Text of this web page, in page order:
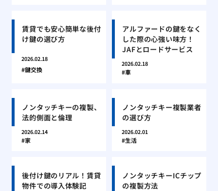
賃貸でも安心簡単な後付
け鍵の選び方
2026.02.18
鍵交換
アルファードの鍵をなく
した際の心強い味方！
JAFとロードサービス
2026.02.18
車
ノンタッチキーの複製、
法的側面と倫理
2026.02.14
家
ノンタッチキー複製業者
の選び方
2026.02.01
生活
後付け鍵のリアル！賃貸
物件での導入体験記
ノンタッチキーICチップ
の複製方法